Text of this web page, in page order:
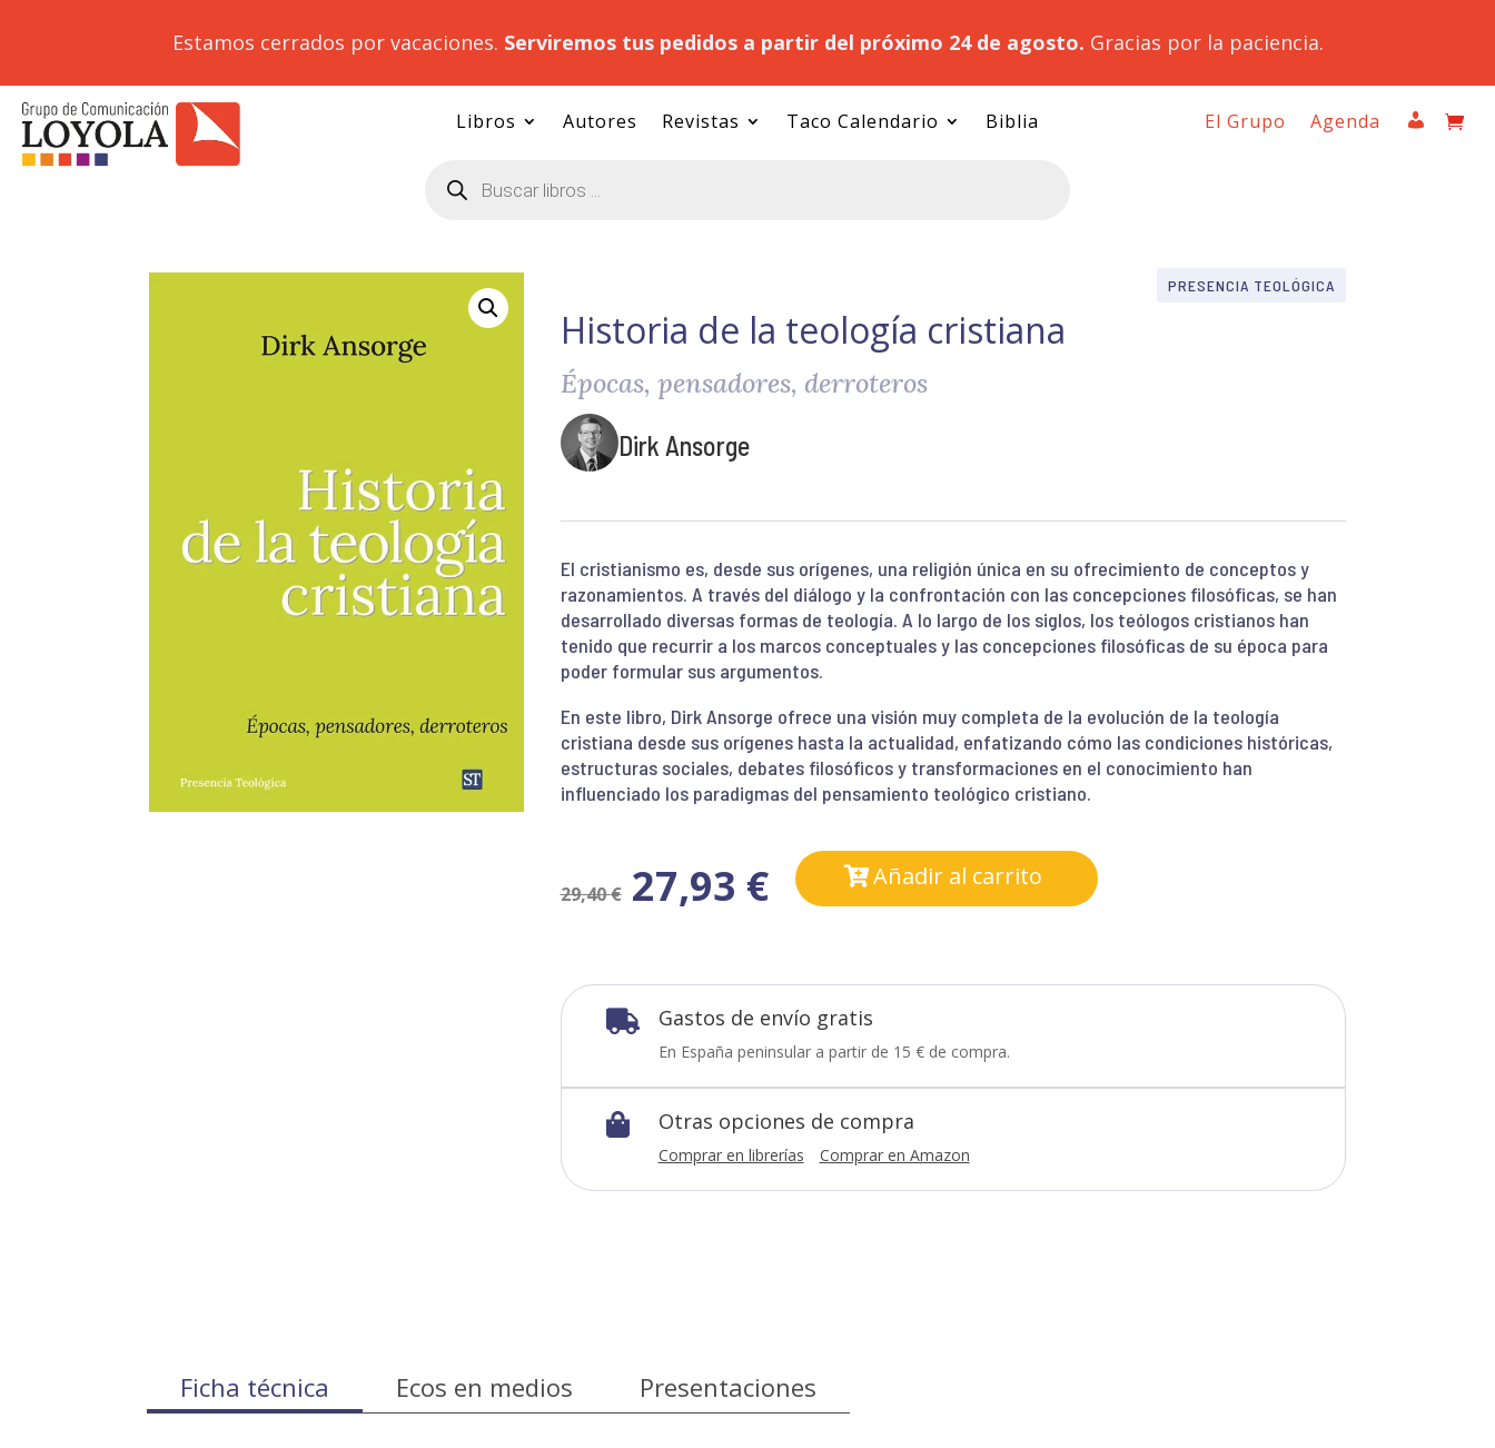
Estamos cerrados por vacaciones. Serviremos tus pedidos a partir del próximo 24 de agosto. Gracias por la paciencia.
Libros Autores Revistas Taco Calendario Biblia
productos
El Grupo Agenda
PRESENCIA TEOLÓGICA
Historia de la teología cristiana
Épocas, pensadores, derroteros
Dirk Ansorge
El cristianismo es, desde sus orígenes, una religión única en su ofrecimiento de conceptos y
razonamientos. A través del diálogo y la confrontación con las concepciones filosóficas, se han
desarrollado diversas formas de teología. A lo largo de los siglos, los teólogos cristianos han
tenido que recurrir a los marcos conceptuales y las concepciones filosóficas de su época para
poder formular sus argumentos.
En este libro, Dirk Ansorge ofrece una visión muy completa de la evolución de la teología
cristiana desde sus orígenes hasta la actualidad, enfatizando cómo las condiciones históricas,
estructuras sociales, debates filosóficos y transformaciones en el conocimiento han
influenciado los paradigmas del pensamiento teológico cristiano.
29,40€ 27,93 € Añadir al carrito
 Gastos de envío gratis
En España peninsular a partir de 15 € de compra.
 Otras opciones de compra
Comprar en librerías Comprar en Amazon
Ficha técnica Ecos en medios Presentaciones